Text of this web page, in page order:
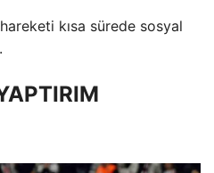
kısa sürede sosyal